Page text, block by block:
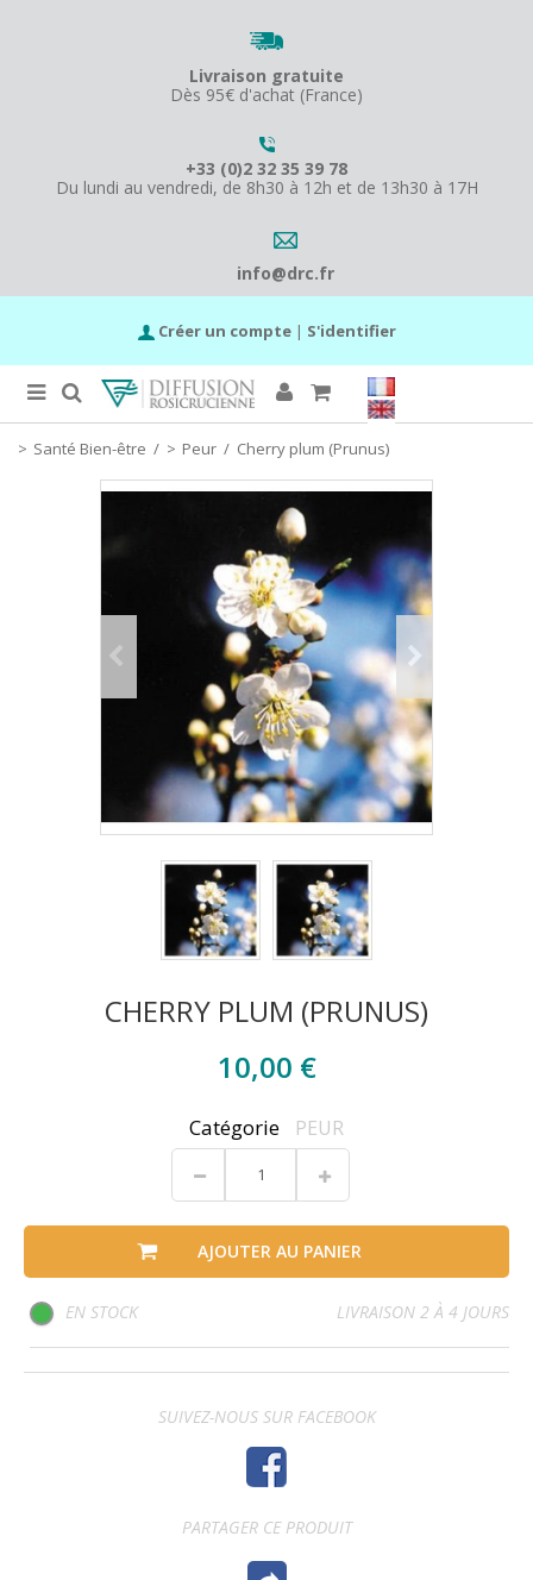
Livraison gratuite
Dès 95€ d'achat (France)
+33 (0)2 32 35 39 78
Du lundi au vendredi, de 8h30 à 12h et de 13h30 à 17H
info@drc.fr
Créer un compte | S'identifier
Santé Bien-être / Peur / Cherry plum (Prunus)
CHERRY PLUM (PRUNUS)
10,00 €
Catégorie PEUR
AJOUTER AU PANIER
EN STOCK LIVRAISON 2 À 4 JOURS
SUIVEZ-NOUS SUR FACEBOOK
PARTAGER CE PRODUIT